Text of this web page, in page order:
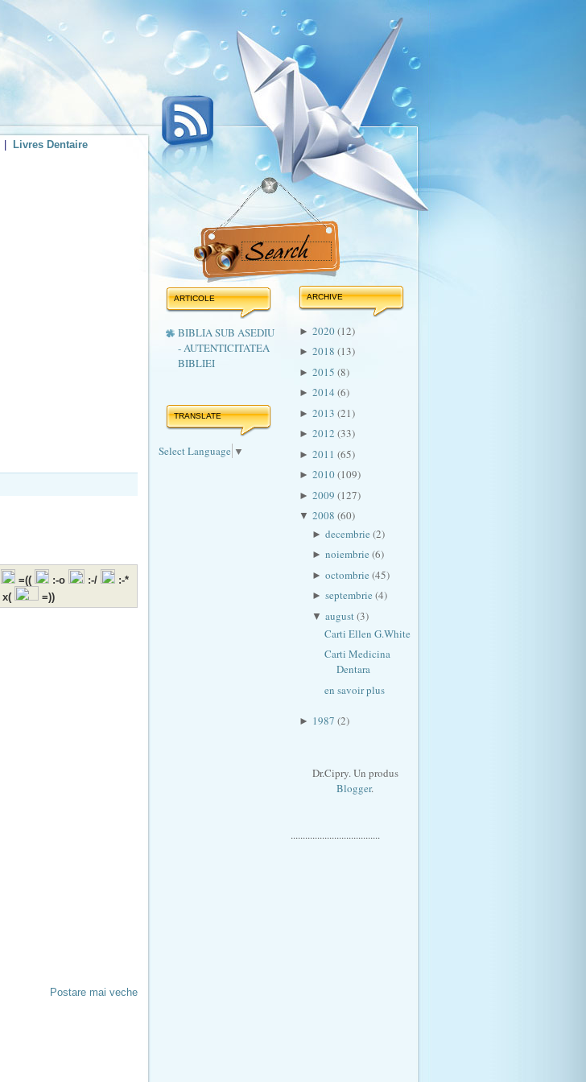
Livres Dentaire
=(( :-o :-/
:-*
x( =))
Postare mai veche
ARCHIVE
► 2020(12)
► 2018 (13)
► 2015 (8)
► 2014 (6)
► 2013 (21)
► 2012 (33)
► 2011 (65)
► 2010(109)
► 2009 (127)
▼ 2008 (60)
► decembrie (2)
► noiembrie (6)
► octombrie (45)
► septembrie (4)
▼ august (3)
Carti Ellen G.White
Carti Medicina
Dentara
en savoir plus
► 1987 (2)
Dr.Cipry. Un produs
Blogger.
.....................................
ARTICOLE
BIBLIA SUB ASEDIU
- AUTENTICITATEA
BIBLIEI
TRANSLATE
Select Language ▼